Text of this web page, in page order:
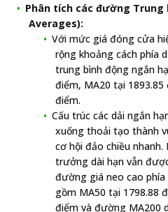
Phân tích các đường Trung
Averages):
Với mức giá đóng cửa
rộng khoảng cách phía
trung bình động ngắn
điểm, MA20 tại 1893.85
điểm.
Cấu trúc các dải ngắn
xuống thoải tạo thành
cơ hội đảo chiều
trưởng dài hạn vẫn
đường giá neo cao
gồm MA50 tại 1798.88
điểm và đường MA200